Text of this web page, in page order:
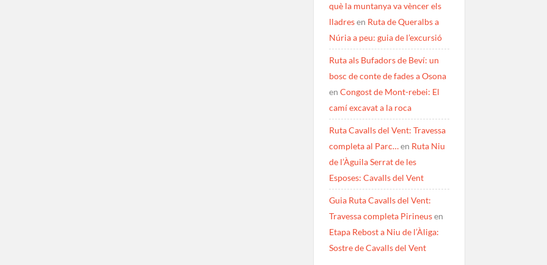
què la muntanya va vèncer els
lladresen Ruta de Queralbs a
Núria a peu: guia de l’excursió
Ruta als Bufadors de Beví: un
bosc de conte de fades a Osona
en Congost de Mont-rebei: El
camí excavat a la roca
Ruta Cavalls del Vent: Travessa
completa al Parc…en Ruta Niu
de l’Àguila Serrat de les
Esposes: Cavalls del Vent
Guia Ruta Cavalls del Vent:
Travessa completa Pirineusen
Etapa Rebost a Niu de l’Àliga:
Sostre de Cavalls del Vent